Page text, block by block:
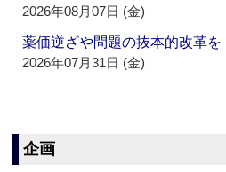
2026年08月07日 (金)
薬価逆ざや問題の抜本的改革を
2026年07月31日 (金)
企画